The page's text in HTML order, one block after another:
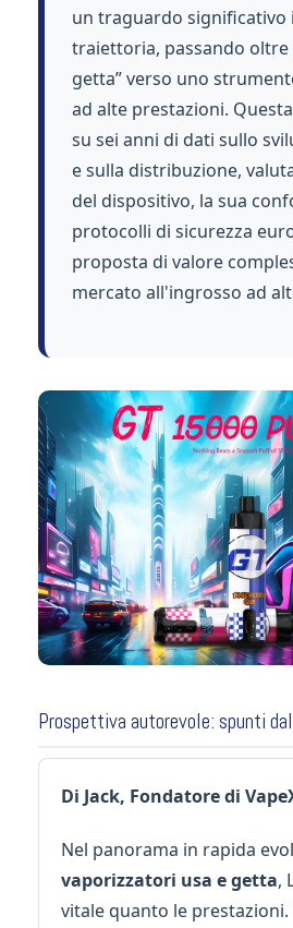
un traguardo significativo
traiettoria, passando oltre
getta” verso uno
ad alte prestazioni.
su sei anni di dati sullo
e sulla distribuzione,
del dispositivo, la sua
protocolli di sicurezza
proposta di valore
mercato all'ingrosso ad
Prospettiva autorevole: spunti
Di Jack, Fondatore di
Nel panorama in rapida
vaporizzatori usa e getta,
vitale quanto le